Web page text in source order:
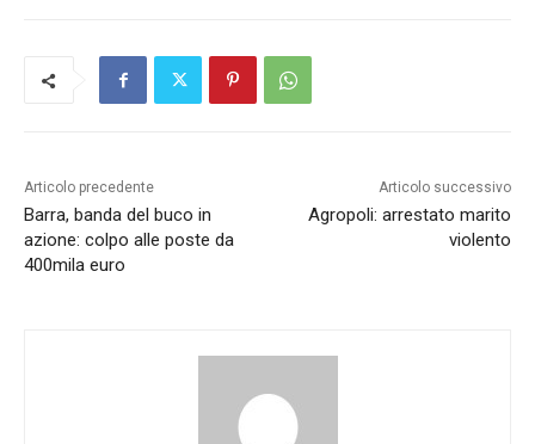
Articolo precedente
Barra, banda del buco in
azione: colpo alle poste da
400mila euro
Articolo successivo
Agropoli: arrestato marito
violento